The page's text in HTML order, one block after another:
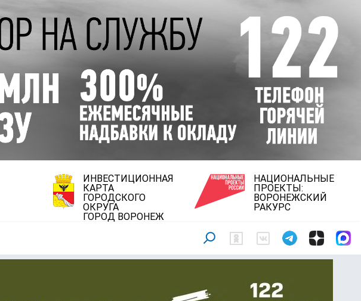
ИНВЕСТИЦИОННАЯ
КАРТА
ГОРОДСКОГО
ОКРУГА
ГОРОД ВОРОНЕЖ
НАЦИОНАЛЬНЫЕ
ПРОЕКТЫ:
ВОРОНЕЖСКИЙ
РАКУРС